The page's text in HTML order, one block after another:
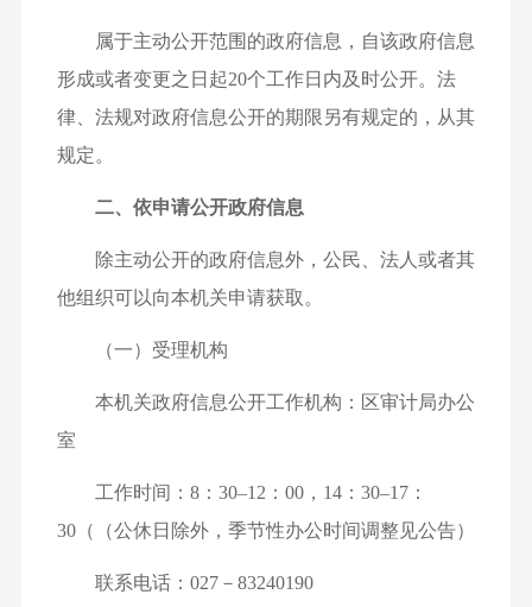
属于主动公开范围的政府信息，自该政府信息
形成或者变更之日起20个工作日内及时公开。法
律、法规对政府信息公开的期限另有规定的，从其
规定。
二、依申请公开政府信息
除主动公开的政府信息外，公民、法人或者其
他组织可以向本机关申请获取。
（一）受理机构
本机关政府信息公开工作机构：区审计局办公
室
工作时间：8：30–12：00，14：30–17：
30（（公休日除外，季节性办公时间调整见公告）
联系电话：027－83240190